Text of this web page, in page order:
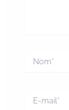
mail*